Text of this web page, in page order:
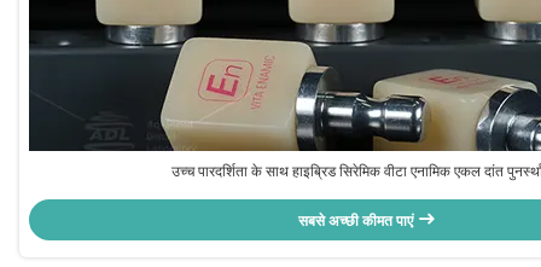
उच्च पारदर्शिता के साथ हाइब्रिड सिरेमिक वीटा एनामिक एकल दांत
सबसे अच्छी कीमत पाएं